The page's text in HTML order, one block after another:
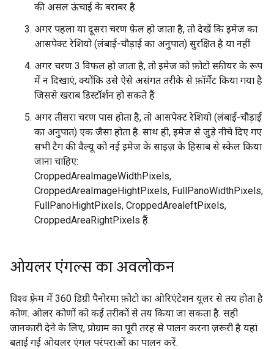
की असल ऊंचाई के बराबर है
अगर पहला या दूसरा चरण फ़ेल हो जाता है, तो देखें कि इमेज का
आसपेक्ट रेशियो (लंबाई-चौड़ाई का अनुपात) सुरक्षित है या नहीं
अगर चरण 3 विफल हो जाता है, तो इमेज को फ़ोटो स्फ़ीयर के रूप
में न दिखाएं, क्योंकि उसे ऐसे असंगत तरीके से फ़ॉर्मैट किया गया है
जिससे खराब डिस्टॉर्शन हो सकते हैं
अगर तीसरा चरण पास होता है, तो आसपेक्ट रेशियो (लंबाई-चौड़ाई
का अनुपात) एक जैसा होता है. साथ ही, इमेज से जुड़े नीचे दिए गए
सभी टैग की वैल्यू को नई इमेज के साइज़ के हिसाब से स्केल किया
जाना चाहिए:
CroppedAreaImageWidthPixels,
CroppedAreaImageHightPixels, FullPanoWidthPixels,
FullPanoHightPixels, CroppedArealeftPixels,
CroppedAreaRightPixels हैं.
ओयलर एंगल्स का अवलोकन
विश्व फ़्रेम में 360 डिग्री पैनोरमा फ़ोटो का ओरिएंटेशन यूलर से तय होता है
कोण. ओलर कोणों को कई तरीकों से तय किया जा सकता है. सही
जानकारी देने के लिए, प्रोग्राम का पूरी तरह से पालन करना ज़रूरी है यहां
बताई गई ओयलर एंगल परंपराओं का पालन करें.